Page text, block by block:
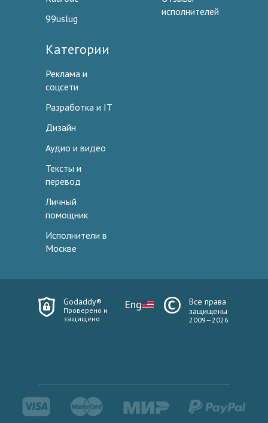
99uslug
исполнителей
Категории
Реклама и
соцсети
Разработка и IT
Дизайн
Аудио и видео
Тексты и
перевод
Личный
помощник
Исполнители в
Москве
Godaddy®
Проверено и
защищено
Eng
Все права
защищены
2009—2026